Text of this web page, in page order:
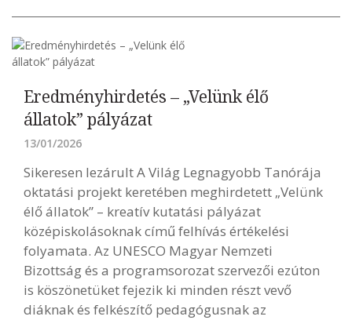
Eredményhirdetés – „Velünk élő
állatok” pályázat
13/01/2026
Sikeresen lezárult A Világ Legnagyobb Tanórája
oktatási projekt keretében meghirdetett „Velünk
élő állatok” – kreatív kutatási pályázat
középiskolásoknak című felhívás értékelési
folyamata. Az UNESCO Magyar Nemzeti
Bizottság és a programsorozat szervezői ezúton
is köszönetüket fejezik ki minden részt vevő
diáknak és felkészítő pedagógusnak az